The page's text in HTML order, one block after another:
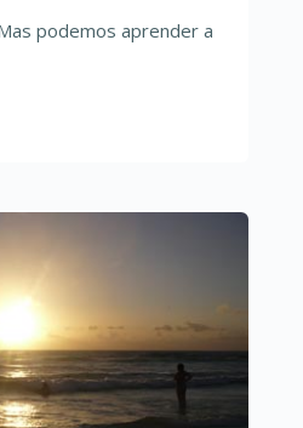
podemos aprender a